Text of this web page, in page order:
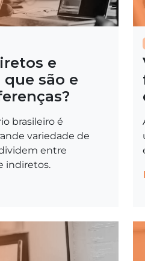
e
são e
brasileiro é
variedade de
entre
indiretos.